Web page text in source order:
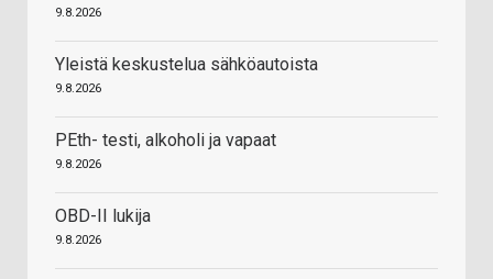
9.8.2026
Yleistä keskustelua sähköautoista
9.8.2026
PEth- testi, alkoholi ja vapaat
9.8.2026
OBD-II lukija
9.8.2026